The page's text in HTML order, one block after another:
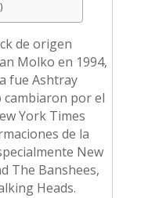
de origen
Molko en 1994,
fue Ashtray
por el
York Times
de la
New
The Banshees,
Heads.